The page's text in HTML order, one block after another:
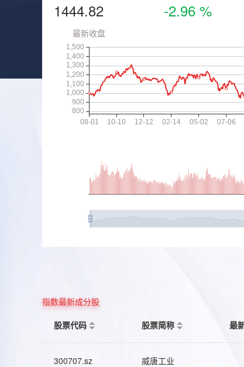
1444.82 -2.96 %
指数最新成分股
股票代码
股票简称 最
300707.sz 威唐工业